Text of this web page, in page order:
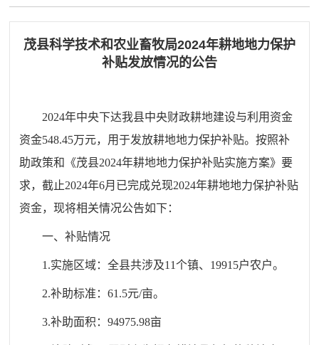
茂县科学技术和农业畜牧局2024年耕地地力保护
补贴发放情况的公告
2024年中央下达我县中央财政耕地建设与利用资金
资金548.45万元，用于发放耕地地力保护补贴。按照补
助政策和《茂县2024年耕地地力保护补贴实施方案》要
求，截止2024年6月已完成兑现2024年耕地地力保护补贴
资金，现将相关情况公告如下：
一、补贴情况
1.实施区域：全县共涉及11个镇、19915户农户。
2.补助标准：61.5元/亩。
3.补助面积：94975.98亩